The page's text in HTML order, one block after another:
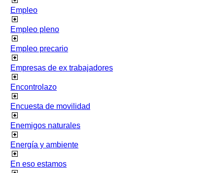
Empleo
Empleo pleno
Empleo precario
Empresas de ex trabajadores
Encontrolazo
Encuesta de movilidad
Enemigos naturales
Energía y ambiente
En eso estamos